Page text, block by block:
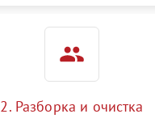
2. Разборка и очистка